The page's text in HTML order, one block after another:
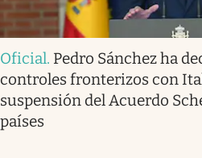
Oficial. Pedro Sánchez ha
controles fronterizos con
suspensión del Acuerdo
países